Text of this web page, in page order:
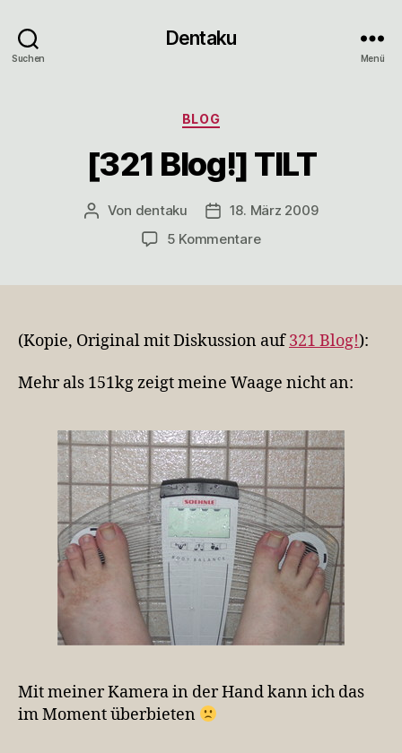
Suchen
Dentaku
Menü
Kategorien
BLOG
[321 Blog!] TILT
Beitragsautor
Von dentaku Veröffentlichungsdatum
18. März 2009
5 Kommentarezu
(Kopie, Original mit Diskussion auf321 Blog!):
Mehr als 151kg zeigt meine Waage nicht an:
Mit meiner Kamera in der Hand kann ich das
im Moment überbieten